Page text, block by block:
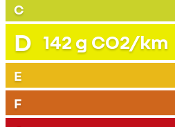
C
D 142 g CO2/km
E
F